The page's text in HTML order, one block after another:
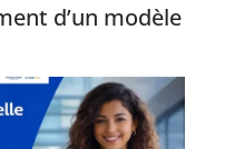
d’un modèle